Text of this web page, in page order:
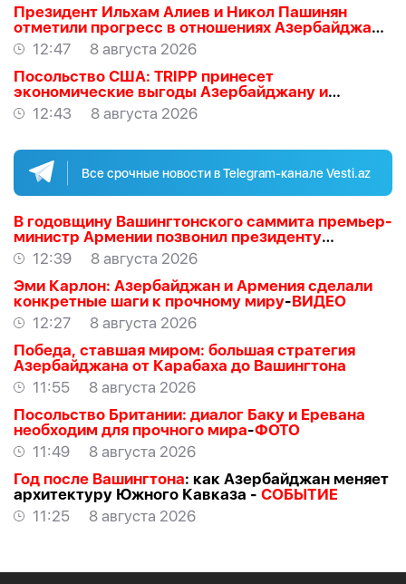
Президент Ильхам Алиев и Никол Пашинян
отметили прогресс в отношениях Азербайджана
и Армении
12:47
8 августа 2026
Посольство США: TRIPP принесет
экономические выгоды Азербайджану и
региону
12:43 8 августа 2026
Все срочные новости в Telegram-канале Vesti.az
В годовщину Вашингтонского саммита премьер-
министр Армении позвонил президенту
Азербайджана Ильхаму Алиеву
12:39
8 августа 2026
Эми Карлон: Азербайджан и Армения сделали
конкретные шаги к прочному миру-ВИДЕО
12:27
8 августа 2026
Победа, ставшая миром: большая стратегия
Азербайджана от Карабаха до Вашингтона
11:55
8 августа 2026
Посольство Британии: диалог Баку и Еревана
необходим для прочного мира-ФОТО
11:49
8 августа 2026
Год после Вашингтона: как Азербайджан меняет
архитектуру Южного Кавказа - СОБЫТИЕ
11:25
8 августа 2026